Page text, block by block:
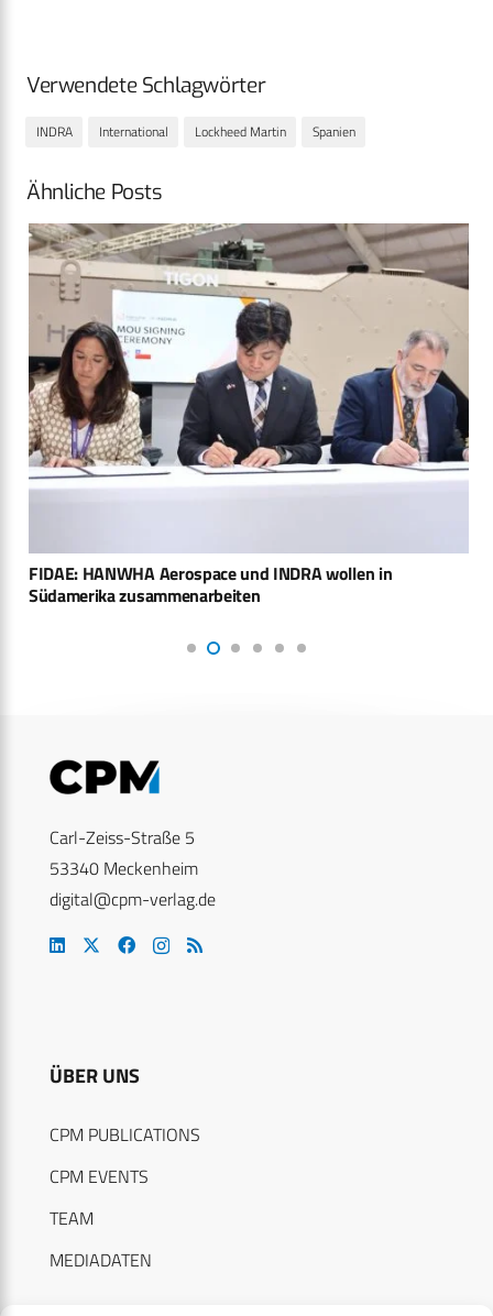
Verwendete Schlagwörter
INDRA International Lockheed Martin Spanien
Ähnliche Posts
FIDAE: HANWHA Aerospace und INDRA wollen in
Südamerika zusammenarbeiten
Carl-Zeiss-Straße 5
53340 Meckenheim
digital@cpm-verlag.de
ÜBER UNS
CPM PUBLICATIONS
CPM EVENTS
TEAM
MEDIADATEN